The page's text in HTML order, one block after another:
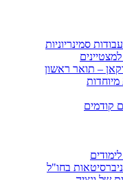
סמינריוניות
– תואר ראשון
קודמים
בחו"ל